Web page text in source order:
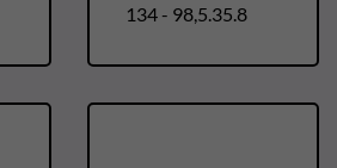
134 - 98,5.35.8